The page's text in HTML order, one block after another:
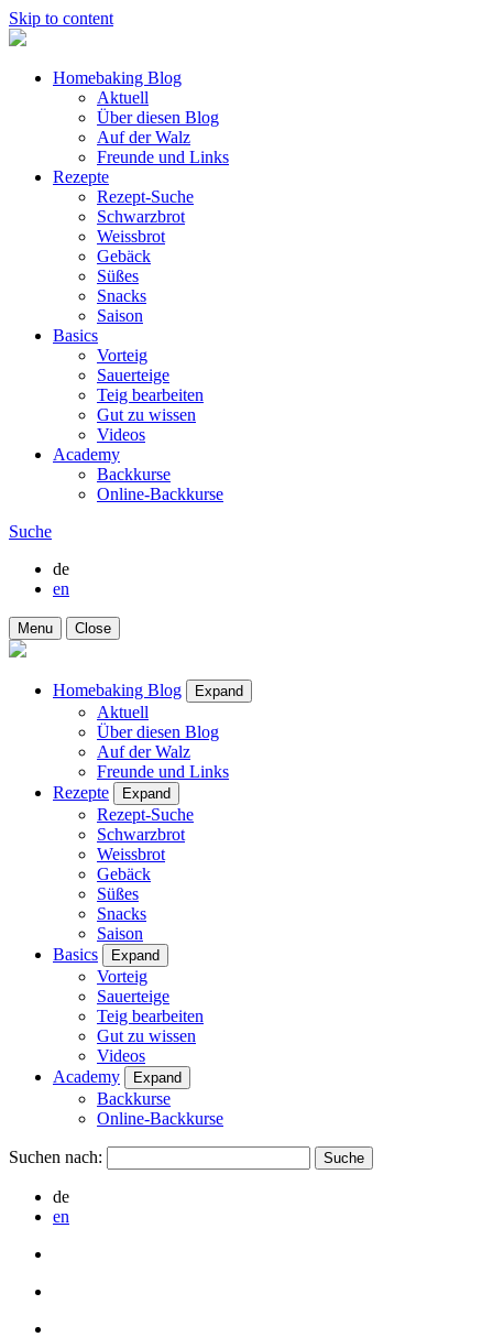
Skip to content
Homebaking Blog
Aktuell
Über diesen Blog
Auf der Walz
Freunde und Links
Rezepte
Rezept-Suche
Schwarzbrot
Weissbrot
Gebäck
Süßes
Snacks
Saison
Basics
Vorteig
Sauerteige
Teig bearbeiten
Gut zu wissen
Videos
Academy
Backkurse
Online-Backkurse
Suche
de
en
Menu Close
Homebaking Blog Expand
Aktuell
Über diesen Blog
Auf der Walz
Freunde und Links
Rezepte
Expand
Rezept-Suche
Schwarzbrot
Weissbrot
Gebäck
Süßes
Snacks
Saison
Basics
Expand
Vorteig
Sauerteige
Teig bearbeiten
Gut zu wissen
Videos
Academy
Expand
Backkurse
Online-Backkurse
Suchen nach:
de
en